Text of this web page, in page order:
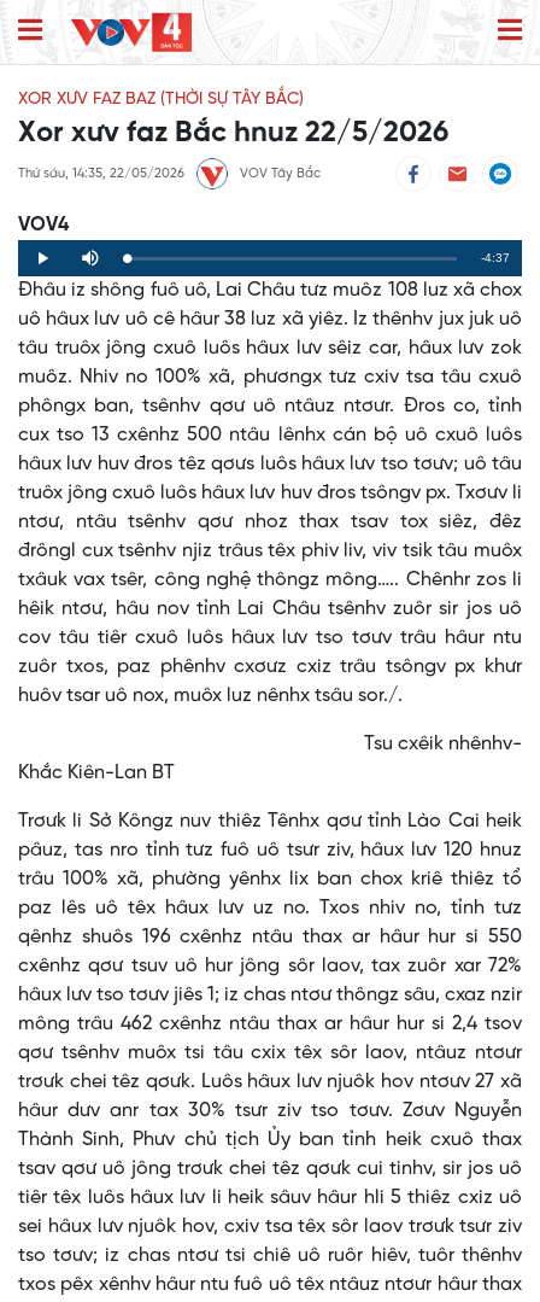
XOR XƯV FAZ BAZ (THỜI SỰ TÂY BẮC)
Xor xưv faz Bắc hnuz 22/5/2026
Thứ sáu, 14:35, 22/05/2026 VOV Tây Bắc
VOV4
Play Mute Loaded:
0%
Progress:
0%
Remaining
Time
-4:37
Đhâu iz shông fuô uô, Lai Châu tưz muôz 108 luz xã chox
uô hâux lưv uô cê hâur 38 luz xã yiêz. Iz thênhv jux juk uô
tâu truôx jông cxuô luôs hâux lưv sêiz car, hâux lưv zok
muôz. Nhiv no 100% xã, phươngx tưz cxiv tsa tâu cxuô
phôngx ban, tsênhv qơư uô ntâuz ntơưr. Đros co, tỉnh
cux tso 13 cxênhz 500 ntâu lênhx cán bộ uô cxuô luôs
hâux lưv huv đros têz qơưs luôs hâux lưv tso tơưv; uô tâu
truôx jông cxuô luôs hâux lưv huv đros tsôngv px. Txơưv li
ntơư, ntâu tsênhv qơư nhoz thax tsav tox siêz, đêz
đrôngl cux tsênhv njiz trâus têx phiv liv, viv tsik tâu muôx
txâuk vax tsêr, công nghệ thôngz mông….. Chênhr zos li
hêik ntơư, hâu nov tỉnh Lai Châu tsênhv zuôr sir jos uô
cov tâu tiêr cxuô luôs hâux lưv tso tơưv trâu hâur ntu
zuôr txos, paz phênhv cxơưz cxiz trâu tsôngv px khưr
huôv tsar uô nox, muôx luz nênhx tsâu sor./.
Tsu cxêik nhênhv-
Khắc Kiên-Lan BT
Trơưk li Sở Kôngz nuv thiêz Tênhx qơư tỉnh Lào Cai heik
pâuz, tas nro tỉnh tưz fuô uô tsưr ziv, hâux lưv 120 hnuz
trâu 100% xã, phường yênhx lix ban chox kriê thiêz tổ
paz lês uô têx hâux lưv uz no. Txos nhiv no, tỉnh tưz
qênhz shuôs 196 cxênhz ntâu thax ar hâur hur si 550
cxênhz qơư tsuv uô hur jông sôr laov, tax zuôr xar 72%
hâux lưv tso tơưv jiês 1; iz chas ntơư thôngz sâu, cxaz nzir
mông trâu 462 cxênhz ntâu thax ar hâur hur si 2,4 tsov
qơư tsênhv muôx tsi tâu cxix têx sôr laov, ntâuz ntơưr
trơưk chei têz qơưk. Luôs hâux lưv njuôk hov ntơưv 27 xã
hâur dưv anr tax 30% tsưr ziv tso tơưv. Zơưv Nguyễn
Thành Sinh, Phưv chủ tịch Ủy ban tỉnh heik cxuô thax
tsav qơư uô jông trơưk chei têz qơưk cui tinhv, sir jos uô
tiêr têx luôs hâux lưv li heik sâuv hâur hli 5 thiêz cxiz uô
sei hâux lưv njuôk hov, cxiv tsa têx sôr laov trơưk tsưr ziv
tso tơưv; iz chas ntơư tsi chiê uô ruôr hiêv, tuôr thênhv
txos pêx xênhv hâur ntu fuô uô têx ntâuz ntơưr hâur thax